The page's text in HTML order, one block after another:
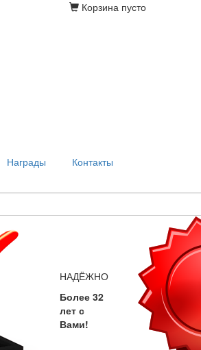
Корзина пусто
Награды Контакты
НАДЁЖНО
Более 32
лет с
Вами!